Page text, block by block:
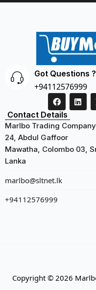
Got Questions
+94112576999
Contact Details
Marlbo Trading Company
24, Abdul Gaffoor
Mawatha, Colombo 03,
Lanka
marlbo@sltnet.lk
+94112576999
Copyright © 2026